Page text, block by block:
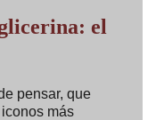
el
pensar, que
más